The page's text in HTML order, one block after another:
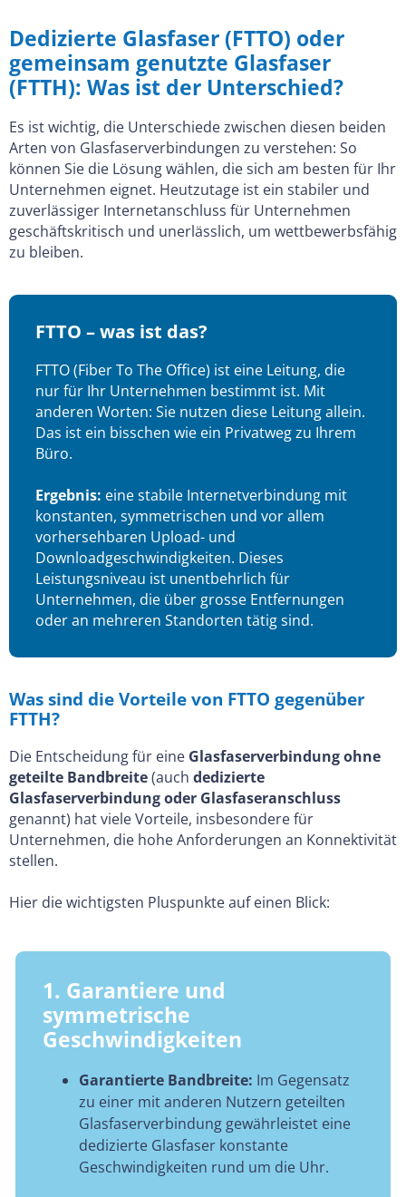
Dedizierte Glasfaser (FTTO) oder
gemeinsam genutzte Glasfaser
(FTTH): Was ist der Unterschied?
Es ist wichtig, die Unterschiede zwischen diesen beiden
Arten von Glasfaserverbindungen zu verstehen: So
können Sie die Lösung wählen, die sich am besten für Ihr
Unternehmen eignet. Heutzutage ist ein stabiler und
zuverlässiger Internetanschluss für Unternehmen
geschäftskritisch und unerlässlich, um wettbewerbsfähig
zu bleiben.
FTTO – was ist das?
FTTO (Fiber To The Office) ist eine Leitung, die
nur für Ihr Unternehmen bestimmt ist. Mit
anderen Worten: Sie nutzen diese Leitung allein.
Das ist ein bisschen wie ein Privatweg zu Ihrem
Büro.
Ergebnis: eine stabile Internetverbindung mit
konstanten, symmetrischen und vor allem
vorhersehbaren Upload- und
Downloadgeschwindigkeiten. Dieses
Leistungsniveau ist unentbehrlich für
Unternehmen, die über grosse Entfernungen
oder an mehreren Standorten tätig sind.
Was sind die Vorteile von FTTO gegenüber
FTTH?
Die Entscheidung für eine Glasfaserverbindung ohne
geteilte Bandbreite(auch dedizierte
Glasfaserverbindung oder Glasfaseranschluss
genannt) hat viele Vorteile, insbesondere für
Unternehmen, die hohe Anforderungen an Konnektivität
stellen.
Hier die wichtigsten Pluspunkte auf einen Blick:
1. Garantiere und
symmetrische
Geschwindigkeiten
Garantierte Bandbreite: Im Gegensatz
zu einer mit anderen Nutzern geteilten
Glasfaserverbindung gewährleistet eine
dedizierte Glasfaser konstante
Geschwindigkeiten rund um die Uhr.